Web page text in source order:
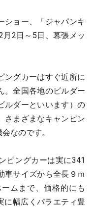
ショー、「ジャパンキ
2日～5日、幕張メッ
ングカーはすぐ近所に
。全国各地のビルダー
ルダーといいます）の
さまざまなキャンピン
なのです。
ピングカーは実に341
車サイズから全長９ｍ
ムまで、価格的にも
に幅広くバラエティ豊